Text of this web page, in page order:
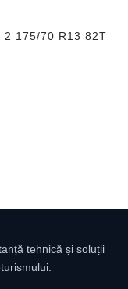
2 175/70 R13 82T
tehnică și soluții